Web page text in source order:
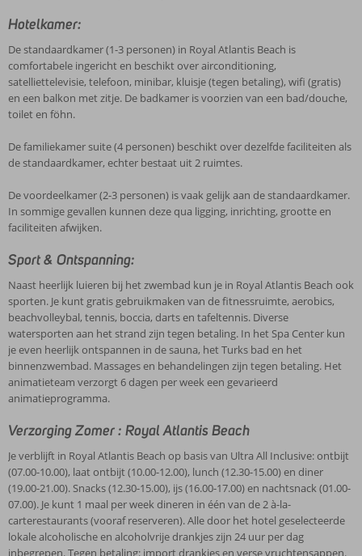
Hotelkamer:
De standaardkamer (1-3 personen) in Royal Atlantis Beach is
comfortabele ingericht en beschikt over airconditioning,
satelliettelevisie, telefoon, minibar, kluisje (tegen betaling), wifi (gratis)
en een balkon met zitje. De badkamer is voorzien van een bad/douche,
toilet en föhn.
De familiekamer suite (4 personen) beschikt over dezelfde faciliteiten als
de standaardkamer, echter bestaat uit 2 ruimtes.
De voordeelkamer (2-3 personen) is vaak gelijk aan de standaardkamer.
In sommige gevallen kunnen deze qua ligging, inrichting, grootte en
faciliteiten afwijken.
Sport & Ontspanning:
Naast heerlijk luieren bij het zwembad kun je in Royal Atlantis Beach ook
sporten. Je kunt gratis gebruikmaken van de fitnessruimte, aerobics,
beachvolleybal, tennis, boccia, darts en tafeltennis. Diverse
watersporten aan het strand zijn tegen betaling. In het Spa Center kun
je even heerlijk ontspannen in de sauna, het Turks bad en het
binnenzwembad. Massages en behandelingen zijn tegen betaling. Het
animatieteam verzorgt 6 dagen per week een gevarieerd
animatieprogramma.
Verzorging Zomer : Royal Atlantis Beach
Je verblijft in Royal Atlantis Beach op basis van Ultra All Inclusive: ontbijt
(07.00-10.00), laat ontbijt (10.00-12.00), lunch (12.30-15.00) en diner
(19.00-21.00). Snacks (12.30-15.00), ijs (16.00-17.00) en nachtsnack (01.00-
07.00). Je kunt 1 maal per week dineren in één van de 2 à-la-
carterestaurants (vooraf reserveren). Alle door het hotel geselecteerde
lokale alcoholische en alcoholvrije drankjes zijn 24 uur per dag
inbegrepen. Tegen betaling: import drankjes en verse vruchtensappen.